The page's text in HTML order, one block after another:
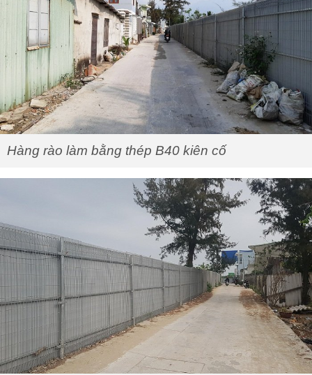
Hàng rào làm bằng thép B40 kiên cố